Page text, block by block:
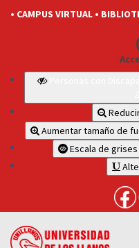
• CAMPUS VIRTUAL •
Aumentar tamaño de
Escala de grises